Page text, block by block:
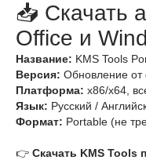
📥 Скачать
Office и
Название: KMS Tools
Версия: Обновление
Платформа: x86/x64,
Язык: Русский /
Формат: Portable (не
👉 Скачать KMS